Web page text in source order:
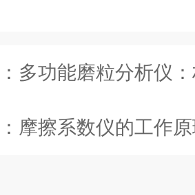
多功能磨粒分析仪：材料
摩擦系数仪的工作